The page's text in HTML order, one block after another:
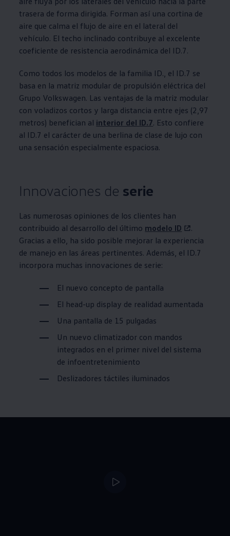
trasera de forma dirigida. Forman así una cortina de
aire que calma el flujo de aire en el lateral del
vehículo. El techo inclinado contribuye al excelente
coeficiente de resistencia aerodinámica del ID.7.
Como todos los modelos de la familia ID., el ID.7 se
basa en la matriz modular de propulsión eléctrica del
Grupo Volkswagen. Las ventajas de la matriz modular
con voladizos cortos y larga distancia entre ejes (2,97
metros) benefician al interior del ID.7. Esto confiere
al ID.7 el carácter de una berlina de clase de lujo con
una sensación especialmente espaciosa.
Innovaciones de serie
Las numerosas opiniones de los clientes han
contribuido al desarrollo del último modelo ID
.
Gracias a ello, ha sido posible mejorar la experiencia
de manejo en las áreas pertinentes. Además, el ID.7
incorpora muchas innovaciones de serie:
El nuevo concepto de pantalla
El head-up display de realidad aumentada
Una pantalla de 15 pulgadas
Un nuevo climatizador con mandos
integrados en el primer nivel del sistema
de infoentretenimiento
Deslizadores táctiles iluminados